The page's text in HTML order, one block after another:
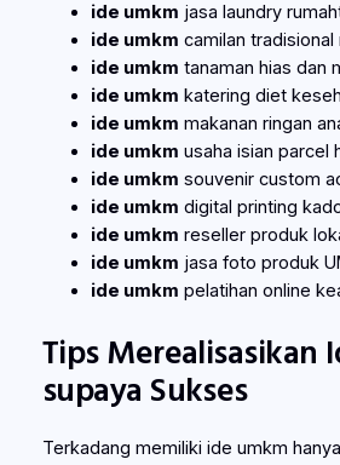
ide umkm jasa laundry
ide umkm camilan tradisional
ide umkm tanaman hias dan
ide umkm katering diet
ide umkm makanan ringan
ide umkm usaha isian parcel
ide umkm souvenir custom
ide umkm digital printing
ide umkm reseller produk
ide umkm jasa foto produk
ide umkm pelatihan online
Tips Merealisasikan
supaya Sukses
Terkadang memiliki ide umkm